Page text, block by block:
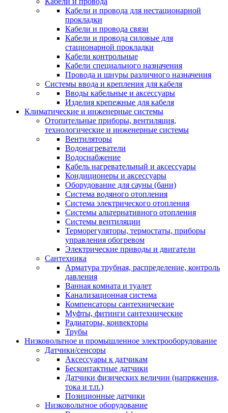
Кабели и провода для нестационарной
прокладки
Кабели и провода связи
Кабели и провода силовые для
стационарной прокладки
Кабели контрольные
Кабели специального назначения
Провода и шнуры различного назначения
Системы ввода и крепления для кабеля
Вводы кабельные и аксессуары
Изделия крепежные для кабеля
Климатические и инженерные системы
Отопительные приборы, вентиляция,
технологические и инженерные системы
Вентиляторы
Водонагреватели
Водоснабжение
Кабель нагревательный и аксессуары
Кондиционеры и аксессуары
Оборудование для сауны (бани)
Система водяного отопления
Система электрического отопления
Системы альтернативного отопления
Системы вентиляции
Терморегуляторы, термостаты, приборы
управления обогревом
Электрические приводы и двигатели
Сантехника
Арматура трубная, распределение, контроль
давления
Ванная комната и туалет
Канализационная система
Компенсаторы сантехнические
Муфты, фитинги сантехнические
Радиаторы, конвекторы
Трубы
Низковольтное и промышленное электрооборудование
Датчики/сенсоры
Аксессуары к датчикам
Бесконтактные датчики
Датчики физических величин (напряжения,
тока и т.п.)
Позиционные датчики
Низковольтное оборудование